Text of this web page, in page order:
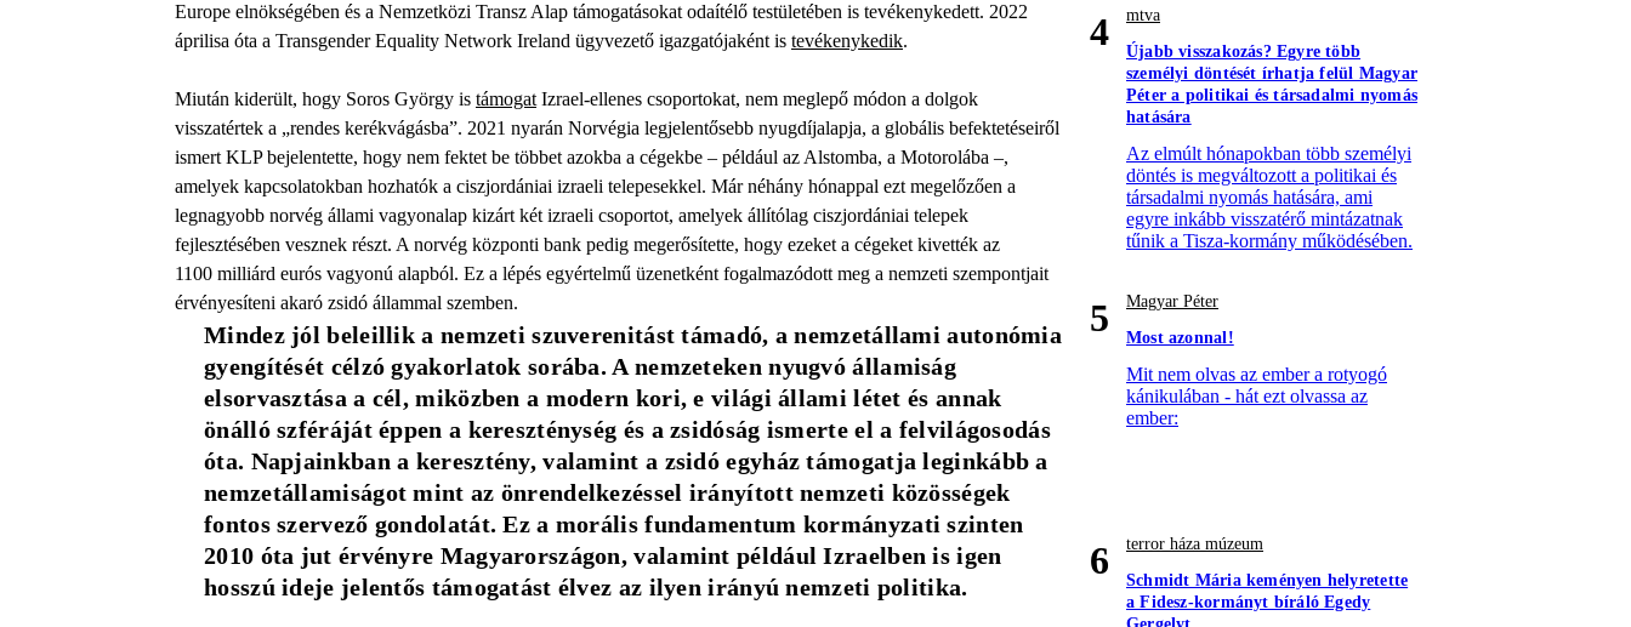
Europe elnökségében és a Nemzetközi Transz Alap támogatásokat odaítélő testületében is tevékenykedett. 2022
áprilisa óta a Transgender Equality Network Ireland ügyvezető igazgatójaként is tevékenykedik.
Miután kiderült, hogy Soros György is támogat Izrael-ellenes csoportokat, nem meglepő módon a dolgok
visszatértek a „rendes kerékvágásba”. 2021 nyarán Norvégia legjelentősebb nyugdíjalapja, a globális befektetéseiről
ismert KLP bejelentette, hogy nem fektet be többet azokba a cégekbe – például az Alstomba, a Motorolába –,
amelyek kapcsolatokban hozhatók a ciszjordániai izraeli telepesekkel. Már néhány hónappal ezt megelőzően a
legnagyobb norvég állami vagyonalap kizárt két izraeli csoportot, amelyek állítólag ciszjordániai telepek
fejlesztésében vesznek részt. A norvég központi bank pedig megerősítette, hogy ezeket a cégeket kivették az
1100 milliárd eurós vagyonú alapból. Ez a lépés egyértelmű üzenetként fogalmazódott meg a nemzeti szempontjait
érvényesíteni akaró zsidó állammal szemben.
Mindez jól beleillik a nemzeti szuverenitást támadó, a nemzetállami autonómia
gyengítését célzó gyakorlatok sorába. A nemzeteken nyugvó államiság
elsorvasztása a cél, miközben a modern kori, e világi állami létet és annak
önálló szféráját éppen a kereszténység és a zsidóság ismerte el a felvilágosodás
óta. Napjainkban a keresztény, valamint a zsidó egyház támogatja leginkább a
nemzetállamiságot mint az önrendelkezéssel irányított nemzeti közösségek
fontos szervező gondolatát. Ez a morális fundamentum kormányzati szinten
2010 óta jut érvényre Magyarországon, valamint például Izraelben is igen
hosszú ideje jelentős támogatást élvez az ilyen irányú nemzeti politika.
4
mtva
Újabb visszakozás? Egyre több
személyi döntését írhatja felül Magyar
Péter a politikai és társadalmi nyomás
hatására
Az elmúlt hónapokban több személyi
döntés is megváltozott a politikai és
társadalmi nyomás hatására, ami
egyre inkább visszatérő mintázatnak
tűnik a Tisza-kormány működésében.
5
Magyar Péter
Most azonnal!
Mit nem olvas az ember a rotyogó
kánikulában - hát ezt olvassa az
ember:
6
terror háza múzeum
Schmidt Mária keményen helyretette
a Fidesz-kormányt bíráló Egedy